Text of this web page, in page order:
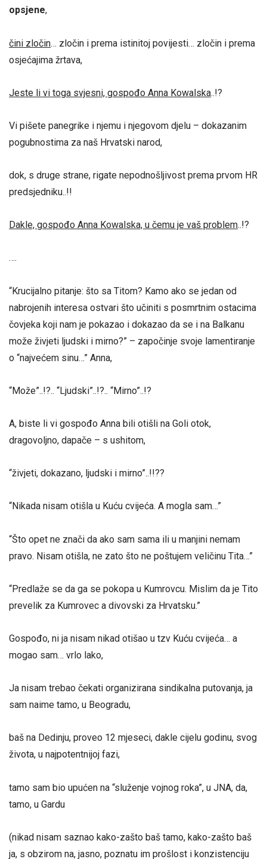
opsjene,
čini zločin… zločin i prema istinitoj povijesti… zločin i prema
osjećajima žrtava,
Jeste li vi toga svjesni, gospođo Anna Kowalska..!?
Vi pišete panegrike i njemu i njegovom djelu – dokazanim
pogubnostima za naš Hrvatski narod,
dok, s druge strane, rigate nepodnošljivost prema prvom HR
predsjedniku..!!
Dakle, gospođo Anna Kowalska, u čemu je vaš problem..!?
….
“Krucijalno pitanje: što sa Titom? Kamo ako se jedan od
nabrojenih interesa ostvari što učiniti s posmrtnim ostacima
čovjeka koji nam je pokazao i dokazao da se i na Balkanu
može živjeti ljudski i mirno?” – započinje svoje lamentiranje
o “najvećem sinu…” Anna,
“Može”..!?.. “Ljudski”..!?.. “Mirno”..!?
A, biste li vi gospođo Anna bili otišli na Goli otok,
dragovoljno, dapače – s ushitom,
“živjeti, dokazano, ljudski i mirno”..!!??
“Nikada nisam otišla u Kuću cvijeća. A mogla sam…”
“Što opet ne znači da ako sam sama ili u manjini nemam
pravo. Nisam otišla, ne zato što ne poštujem veličinu Tita…”
“Predlaže se da ga se pokopa u Kumrovcu. Mislim da je Tito
prevelik za Kumrovec a divovski za Hrvatsku.”
Gospođo, ni ja nisam nikad otišao u tzv Kuću cvijeća… a
mogao sam… vrlo lako,
Ja nisam trebao čekati organizirana sindikalna putovanja, ja
sam naime tamo, u Beogradu,
baš na Dedinju, proveo 12 mjeseci, dakle cijelu godinu, svog
života, u najpotentnijoj fazi,
tamo sam bio upućen na “služenje vojnog roka”, u JNA, da,
tamo, u Gardu
(nikad nisam saznao kako-zašto baš tamo, kako-zašto baš
ja, s obzirom na, jasno, poznatu im prošlost i konzistenciju